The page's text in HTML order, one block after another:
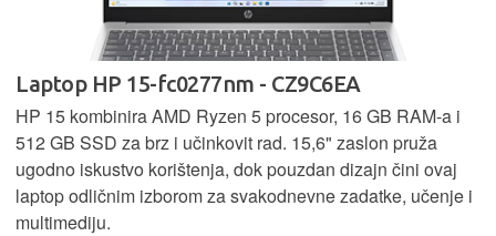
Laptop HP 15-fc0277nm - CZ9C6EA
HP 15 kombinira AMD Ryzen 5 procesor, 16 GB RAM-a i
512 GB SSD za brz i učinkovit rad. 15,6" zaslon pruža
ugodno iskustvo korištenja, dok pouzdan dizajn čini ovaj
laptop odličnim izborom za svakodnevne zadatke, učenje i
multimediju.